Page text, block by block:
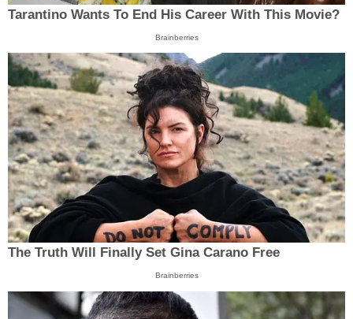
Tarantino Wants To End His Career With This Movie?
Brainberries
The Truth Will Finally Set Gina Carano Free
Brainberries